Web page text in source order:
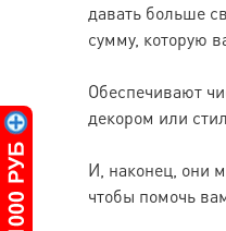
давать больше
сумму, которую
Обеспечивают
декором или
И, наконец, они
чтобы помочь